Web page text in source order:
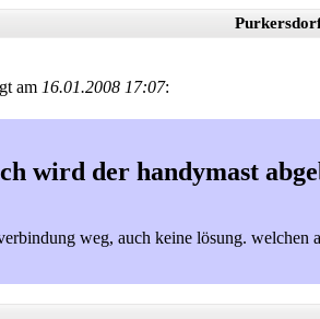
am 16.01.2008 17:07:
wird der handymast
weg, auch keine lösung. welchen